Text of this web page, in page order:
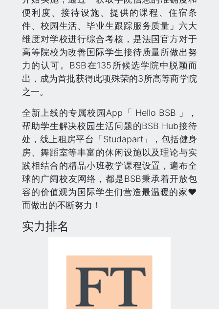
便利度、接待设施、提供的课程、住宿条
件、校园生活、毕业生跟踪服务质量」六大
维度对学校进行综合考核，是法国官方对于
高等院校为改善国际学生接待质量所做出努
力的认可。BSB在135所候选学院中脱颖而
出，成为首批获得此项殊荣的3所高等商学院
之一。
全新上线的专属校园App「 Hello BSB 」，
帮助学生解决校园生活问题的BSB Hub接待
处，线上租房平台「Studapart」，包括健身
房、舞蹈室等丰富的休闲设施以及理论与实
践相结合的精品小班教学课程设置，遍布全
球的广阔校友网络，都是BSB秉承着开放包
容的价值观为国际学生们营造最温暖的家❤️
而做出的不断努力！
实力排名